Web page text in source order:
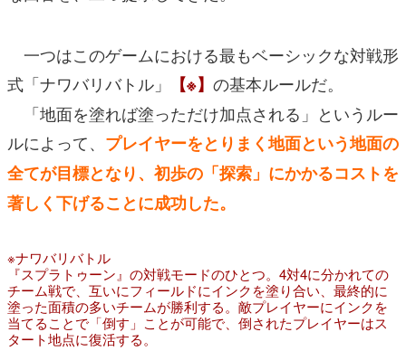
一つはこのゲームにおける最もベーシックな対戦形
式「ナワバリバトル」
【※】 の基本ルールだ。
「地面を塗れば塗っただけ加点される」というルー
ルによって、 プレイヤーをとりまく地面という地面の
全てが目標となり、 初歩の「探索」にかかるコストを
著しく下げることに成功した。
※ナワバリバトル
『スプラトゥーン』の対戦モードのひとつ。4対4に分かれての
チーム戦で、互いにフィールドにインクを塗り合い、最終的に
塗った面積の多いチームが勝利する。敵プレイヤーにインクを
当てることで「倒す」ことが可能で、倒されたプレイヤーはス
タート地点に復活する。